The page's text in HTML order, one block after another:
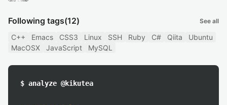
Following tags(12) See all
C++ Emacs CSS3 Linux SSH Ruby C# Qiita
Ubuntu
MacOSX
JavaScript MySQL
$ analyze @kikutea